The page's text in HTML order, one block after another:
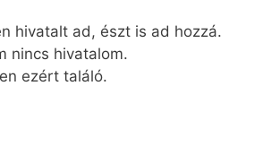
hivatalt ad, észt is ad hozzá.
nincs hivatalom.
ezért találó.